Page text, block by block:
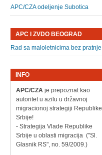
APC/CZA odeljenje Subotica
APC I ZVDO BEOGRAD
Rad sa maloletnicima bez pratnje
INFO
APC/CZAje prepoznat kao
autoritet u azilu u državnoj
migracionoj strategiji Republike
Srbije!
- Strategija Vlade Republike
Srbije u oblasti migracija ("Sl.
Glasnik RS", no. 59/2009.)